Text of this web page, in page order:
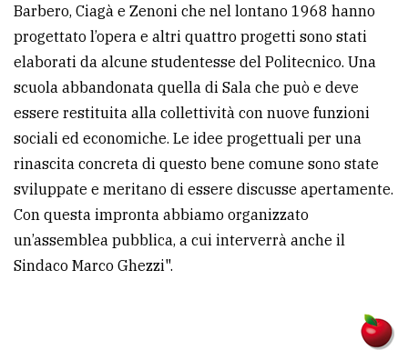
Barbero, Ciagà e Zenoni che nel lontano 1968 hanno
progettato l’opera e altri quattro progetti sono stati
elaborati da alcune studentesse del Politecnico. Una
scuola abbandonata quella di Sala che può e deve
essere restituita alla collettività con nuove funzioni
sociali ed economiche. Le idee progettuali per una
rinascita concreta di questo bene comune sono state
sviluppate e meritano di essere discusse apertamente.
Con questa impronta abbiamo organizzato
un’assemblea pubblica, a cui interverrà anche il
Sindaco Marco Ghezzi".